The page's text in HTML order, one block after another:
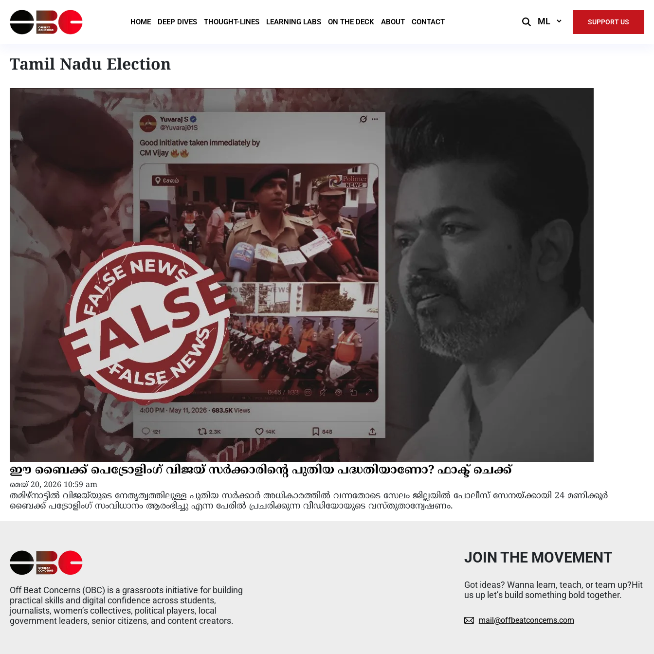
HOME DEEP DIVES THOUGHT-LINES LEARNING LABS ON THE DECK ABOUT CONTACT
Select
SUPPORT US
Tamil Nadu Election
ഈ ബൈക്ക് പെട്രോളിംഗ് വിജയ് സർക്കാരിന്റെ പുതിയ പദ്ധതിയാണോ? ഫാക്ട് ചെക്ക്
മെയ്‌ 20, 2026 10:59 am
തമിഴ്‌നാട്ടിൽ വിജയ്‌യുടെ നേതൃത്വത്തിലുള്ള പുതിയ സർക്കാർ അധികാരത്തിൽ വന്നതോടെ സേലം ജില്ലയിൽ പോലീസ് സേനയ്ക്കായി 24 മണിക്കൂർ
ബൈക്ക് പട്രോളിംഗ് സംവിധാനം ആരംഭിച്ചു എന്ന പേരിൽ പ്രചരിക്കുന്ന വീഡിയോയുടെ വസ്തുതാന്വേഷണം.
Off Beat Concerns (OBC) is a grassroots initiative for building
practical skills and digital confidence across students,
journalists, women’s collectives, political players, local
government leaders, senior citizens, and content creators.
JOIN THE MOVEMENT
Got ideas? Wanna learn, teach, or team up?Hit
us up let’s build something bold together.
mail@offbeatconcerns.com